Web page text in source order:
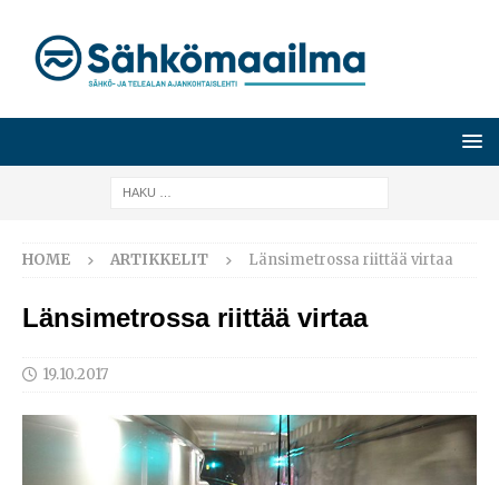
HOME ARTIKKELIT Länsimetrossa riittää virtaa
Länsimetrossa riittää virtaa
19.10.2017